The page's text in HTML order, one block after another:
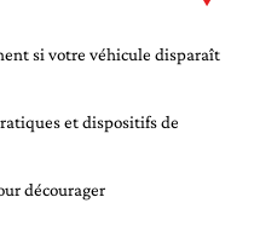
si votre véhicule disparaît
et dispositifs de
décourager